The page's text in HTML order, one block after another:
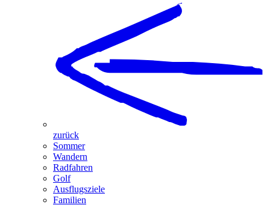
zurück
Sommer
Wandern
Radfahren
Golf
Ausflugsziele
Familien